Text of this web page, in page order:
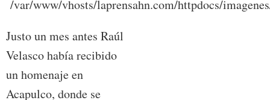
Justo un mes antes Raúl
Velasco había recibido
un homenaje en
Acapulco, donde se